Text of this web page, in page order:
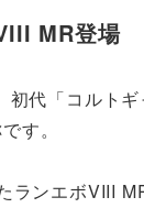
MR登場
代「コルト
す。
ランエボVIII